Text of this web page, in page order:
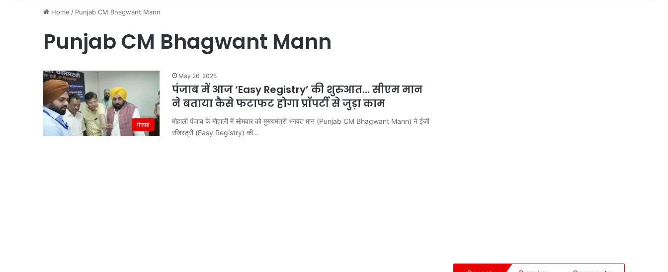
Home / Punjab CM Bhagwant Mann
Punjab CM Bhagwant Mann
पंजाब
May 26, 2025
पंजाब में आज ‘Easy Registry’ की शुरुआत… सीएम मान
ने बताया कैसे फटाफट होगा प्रॉपर्टी से जुड़ा काम
मोहाली पंजाब के मोहाली में सोमवार को मुख्यमंत्री भगवंत मान (Punjab CM Bhagwant Mann) ने ईजी
रजिस्ट्री (Easy Registry) की…